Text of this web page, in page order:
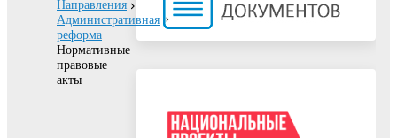
Направления
Административная
реформа
Нормативные
правовые
акты